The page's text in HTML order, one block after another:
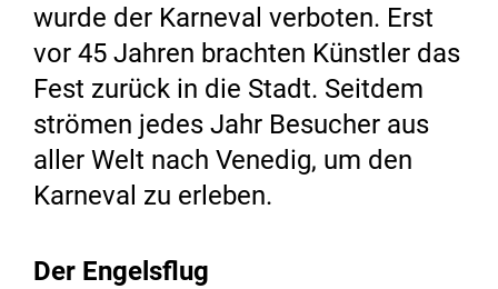
wurde der Karneval verboten. Erst
vor 45 Jahren brachten Künstler das
Fest zurück in die Stadt. Seitdem
strömen jedes Jahr Besucher aus
aller Welt nach Venedig, um den
Karneval zu erleben.
Der Engelsflug